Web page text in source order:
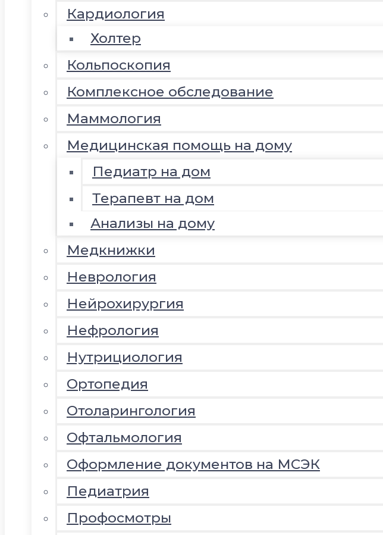
Кардиология
Холтер
Кольпоскопия
Комплексное обследование
Маммология
Медицинская помощь на дому
Педиатр на дом
Терапевт на дом
Анализы на дому
Медкнижки
Неврология
Нейрохирургия
Нефрология
Нутрициология
Ортопедия
Отоларингология
Офтальмология
Оформление документов на МСЭК
Педиатрия
Профосмотры